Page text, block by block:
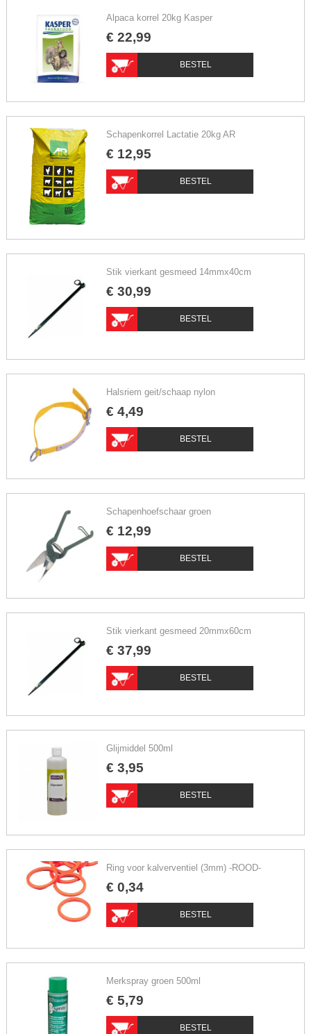
Alpaca korrel 20kg Kasper
€ 22,99
BESTEL
Schapenkorrel Lactatie 20kg AR
€ 12,95
BESTEL
Stik vierkant gesmeed 14mmx40cm
€ 30,99
BESTEL
Halsriem geit/schaap nylon
€ 4,49
BESTEL
Schapenhoefschaar groen
€ 12,99
BESTEL
Stik vierkant gesmeed 20mmx60cm
€ 37,99
BESTEL
Glijmiddel 500ml
€ 3,95
BESTEL
Ring voor kalverventiel (3mm) -ROOD-
€ 0,34
BESTEL
Merkspray groen 500ml
€ 5,79
BESTEL